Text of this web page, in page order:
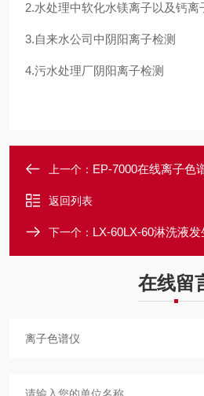
2.水处理中软化水镁离子以及钙离
3.自来水公司中阴阳离子检测
4.污水处理厂阴阳离子检测
上一个： EP-7000在线离子色
返回列表
下一个： LX-60LX-60淋洗液发
在线留